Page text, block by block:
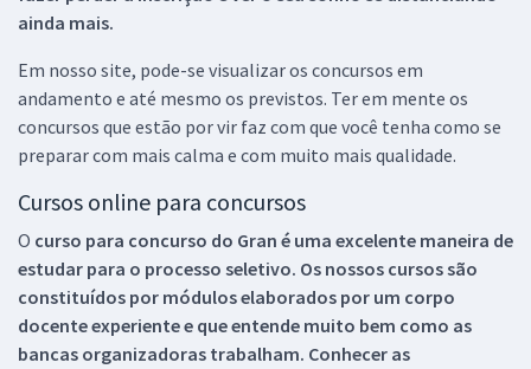
ainda mais.
Em nosso site, pode-se visualizar os concursos em
andamento e até mesmo os previstos. Ter em mente os
concursos que estão por vir faz com que você tenha como se
preparar com mais calma e com muito mais qualidade.
Cursos online para concursos
O curso para concurso do Gran é uma excelente maneira de
estudar para o processo seletivo. Os nossos cursos são
constituídos por módulos elaborados por um corpo
docente experiente e que entende muito bem como as
bancas organizadoras trabalham. Conhecer as